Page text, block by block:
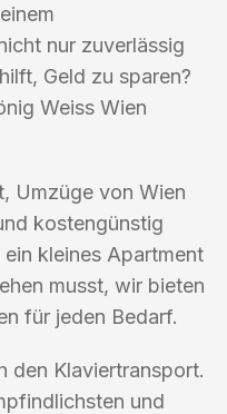
nur zuverlässig
Geld zu sparen?
Weiss Wien
Umzüge von Wien
kostengünstig
kleines Apartment
musst, wir bieten
für jeden Bedarf.
den Klaviertransport.
und